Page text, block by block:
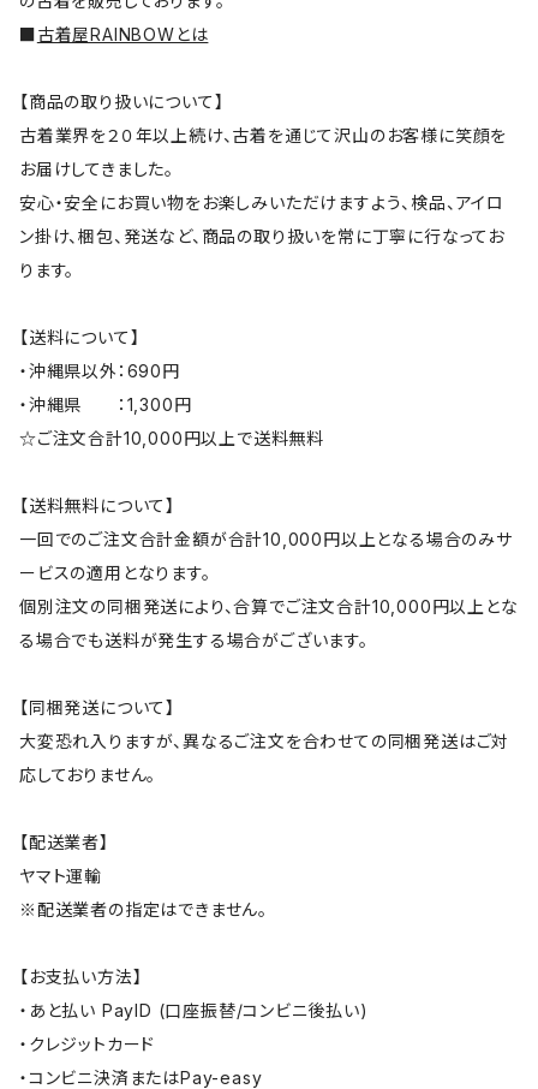
■古着屋RAINBOWとは
【商品の取り扱いについて】
古着業界を２０年以上続け、古着を通じて沢山のお客様に笑顔を
お届けしてきました。
安心・安全にお買い物をお楽しみいただけますよう、検品、アイロ
ン掛け、梱包、発送など、商品の取り扱いを常に丁寧に行なってお
ります。
【送料について】
・沖縄県以外：690円
・沖縄県 ：1,300円
☆ご注文合計10,000円以上で送料無料
【送料無料について】
一回でのご注文合計金額が合計10,000円以上となる場合のみサ
ービスの適用となります。
個別注文の同梱発送により、合算でご注文合計10,000円以上とな
る場合でも送料が発生する場合がございます。
【同梱発送について】
大変恐れ入りますが、異なるご注文を合わせての同梱発送はご対
応しておりません。
【配送業者】
ヤマト運輸
※配送業者の指定はできません。
【お支払い方法】
・あと払い PayID (口座振替/コンビニ後払い)
・クレジットカード
・コンビニ決済またはPay-easy